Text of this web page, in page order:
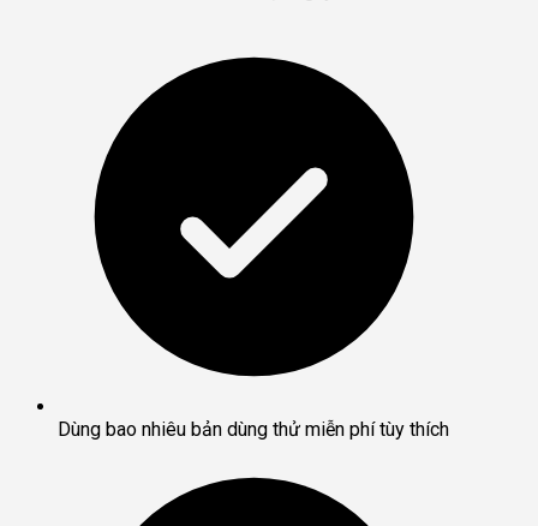
Dùng bao nhiêu bản dùng thử miễn phí tùy thích